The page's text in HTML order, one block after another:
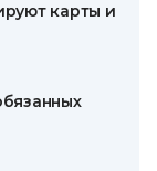
карты и